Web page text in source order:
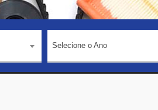
Selecione o Ano